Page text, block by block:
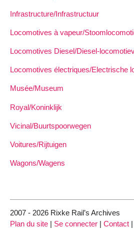
Infrastructure/Infrastructuur
Locomotives à vapeur/
Locomotives Diesel/Diesel-
Locomotives électriques/Electrische
Musée/Museum
Royal/Koninklijk
Vicinal/Buurtspoorwegen
Voitures/Rijtuigen
Wagons/Wagens
2007 - 2026 Rixke Rail’s Archives
Plan du site | Se connecter | Contact |